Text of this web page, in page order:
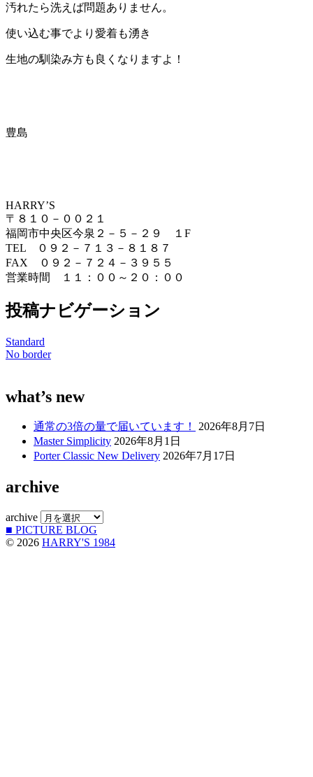
汚れたら洗えば問題ありません。
使い込む事でより愛着も湧き
生地の馴染み方も良くなりますよ！
豊島
HARRY’S
〒８１０－００２１
福岡市中央区今泉２－５－２９ １F
TEL ０９２－７１３－８１８７
FAX ０９２－７２４－３９５５
営業時間 １１：００～２０：００
投稿ナビゲーション
Standard
No border
what’s new
通常の3倍の量で届いています！
2026年8月7日
Master Simplicity 2026年8月1日
Porter Classic New Delivery 2026年7月17日
archive
archive
■ PICTURE BLOG
© 2026 HARRY'S 1984